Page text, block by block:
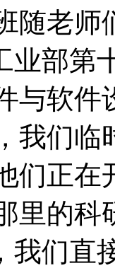
随老师
业部第
与软件
我们临
们正
里的科
我们直